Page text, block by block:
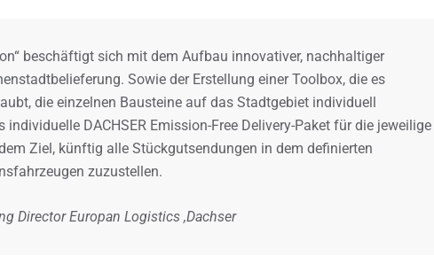
beschäftigt sich mit dem Aufbau innovativer, nachhaltiger
Sowie der Erstellung einer Toolbox, die es
die einzelnen Bausteine auf das Stadtgebiet individuell
DACHSER Emission-Free Delivery-Paket für die jeweilige
Ziel, künftig alle Stückgutsendungen in dem definierten
zuzustellen.
Director Europan Logistics ,Dachser